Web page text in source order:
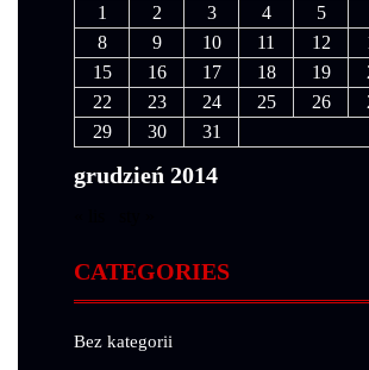
grudzień 2014
1
2 3 4 5
8
9 10 11 12
15
16 17 18 19
22
23 24 25 26
29
30 31
CATEGORIES
Bez kategorii